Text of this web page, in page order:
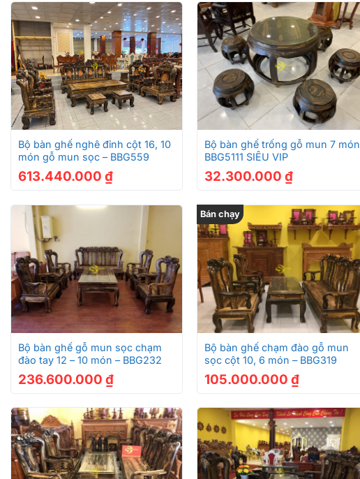
+
Bộ bàn ghế nghê đỉnh cột 16, 10
món gỗ mun sọc – BBG559
613.440.000 ₫
Bộ bàn ghế trống gỗ mun 7 món
BBG5111 SIÊU VIP
32.300.000 ₫
+
Bộ bàn ghế gỗ mun sọc chạm
đào tay 12 – 10 món – BBG232
236.600.000 ₫
Bán chạy
Bộ bàn ghế chạm đào gỗ mun
sọc cột 10, 6 món – BBG319
105.000.000 ₫